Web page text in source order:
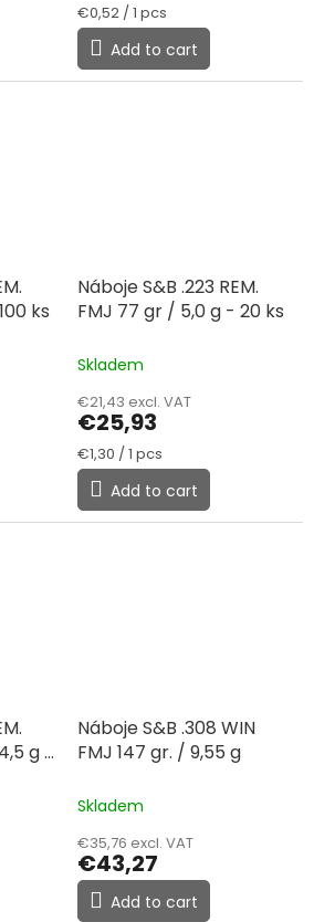
Measure
price:
€0,52 / 1 pcs
Add to cart
ks
Náboje S&B .223 REM.
FMJ 77 gr / 5,0 g - 20 ks
Skladem
€21,43 excl. VAT
€25,93
Measure
price:
€1,30 / 1 pcs
Add to cart
g -
Náboje S&B .308 WIN
FMJ 147 gr. / 9,55 g
Skladem
€35,76 excl. VAT
€43,27
Add to cart